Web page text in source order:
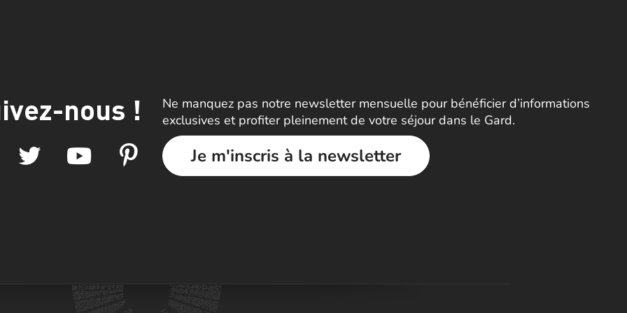
nous !
Ne manquez pas notre newsletter mensuelle pour bénéficier d’informations
exclusives et profiter pleinement de votre séjour dans le Gard.
Je m'inscris à la newsletter